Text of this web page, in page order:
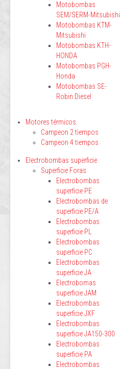
Motobombas
SEM/SERM-Mitsubishi
Motobombas KTM-
Mitsubishi
Motobombas KTH-
HONDA
Motobombas PGH-
Honda
Motobombas SE-
Robin Diesel
Motores térmicos
Campeon 2 tiempos
Campeon 4 tiempos
Electrobombas superficie
Superficie Foras
Electrobombas
superficie PE
Electrobombas de
superficie PE/A
Electrobombas
superficie PL
Electrobombas
superficie PC
Electrobombas
superficie JA
Electrobomas
superficie JAM
Electrobombas
superficie JXF
Electrobombas
superficie JA150-300
Electrobombas
superficie PA
Electrobombas